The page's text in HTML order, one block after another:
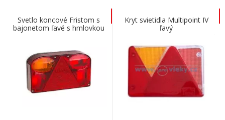
Svetlo koncové Fristom s
bajonetom ľavé s hmlovkou
Kryt svietidla Multipoint IV
ľavý